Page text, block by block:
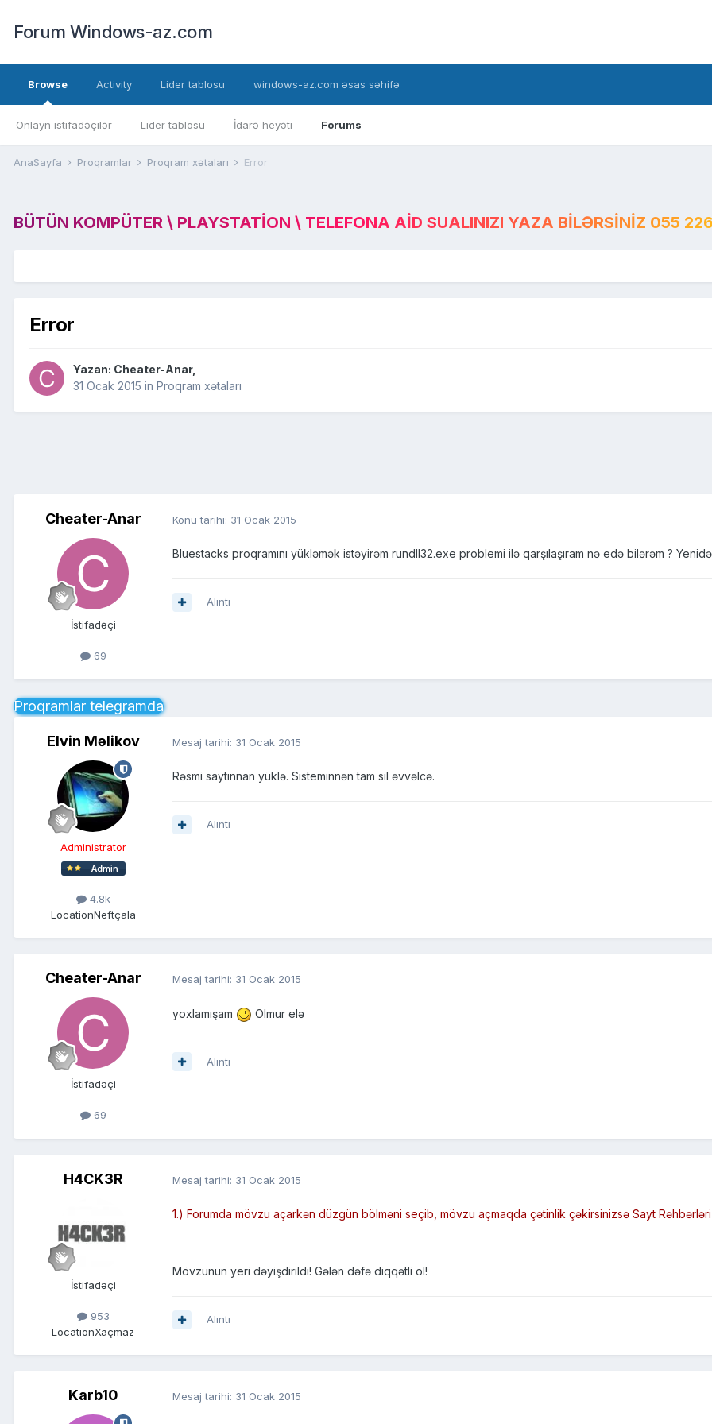
Forum Windows-az.com
Browse
Onlayn istifadəçilər Lider tablosu İdarə heyəti Forums
Activity Lider tablosu windows-az.com əsas səhifə
AnaSayfa Proqramlar Proqram xətaları Error
BÜTÜN KOMPÜTER \ PLAYSTATION \ TELEFONA AID SUALINIZI YAZA BILƏRSINIZ 055
Error
Yazan: Cheater-Anar,
31 Ocak 2015 in Proqram xətaları
Cheater-Anar
İstifadəçi
69
Konu tarihi: 31 Ocak 2015
Bluestacks proqramını yükləmək istəyirəm rundll32.exe problemi ilə qarşılaşıram nə edə bilərəm ?
Alıntı
Proqramlar telegramda
Elvin Məlikov
Administrator
4.8k
LocationNeftçala
Mesaj tarihi: 31 Ocak 2015
Rəsmi saytınnan yüklə. Sisteminnən tam sil əvvəlcə.
Alıntı
Cheater-Anar
İstifadəçi
69
Mesaj tarihi: 31 Ocak 2015
yoxlamışam Olmur elə
Alıntı
H4CK3R
İstifadəçi
953
LocationXaçmaz
Mesaj tarihi: 31 Ocak 2015
1.) Forumda mövzu açarkən düzgün bölməni seçib, mövzu açmaqda çətinlik çəkirsinizsə Sayt
Mövzunun yeri dəyişdirildi! Gələn dəfə diqqətli ol!
Alıntı
Karb10 Mesaj tarihi: 31 Ocak 2015